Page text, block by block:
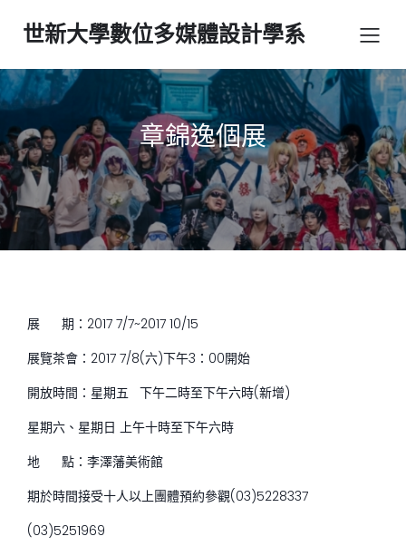
世新大學數位多媒體設計學系
章錦逸個展
展 期：2017 7/7~2017 10/15
展覽茶會：2017 7/8(六)下午3：00開始
開放時間：星期五 下午二時至下午六時(新增)
星期六、星期日 上午十時至下午六時
地 點：李澤藩美術館
期於時間接受十人以上團體預約參觀(03)5228337
(03)5251969